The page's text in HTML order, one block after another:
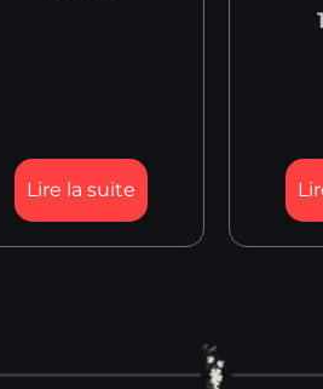
Lire la suite